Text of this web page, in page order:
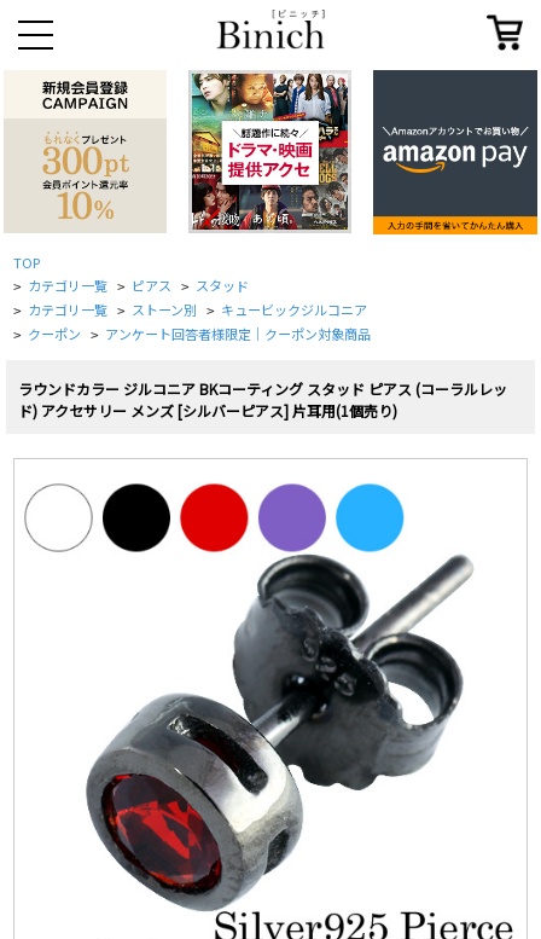
TOP
> カテゴリ一覧 > ピアス > スタッド
> カテゴリ一覧 > ストーン別 > キュービックジルコニア
> クーポン > アンケート回答者様限定｜クーポン対象商品
ラウンドカラー ジルコニア BKコーティング スタッド ピアス (コーラルレッ
ド) アクセサリー メンズ [シルバーピアス] 片耳用(1個売り)